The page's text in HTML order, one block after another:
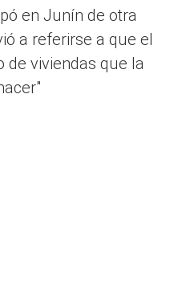
en Junín de otra
a referirse a que el
de viviendas que la